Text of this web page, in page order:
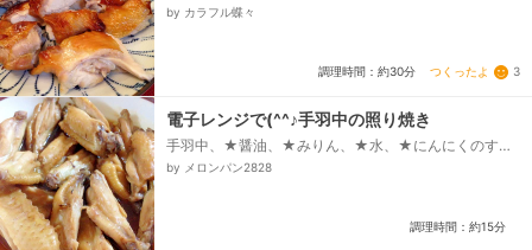
by カラフル蝶々
調理時間：約30分 つくったよ 3
電子レンジで(^^♪手羽中の照り焼き
手羽中、★醤油、★みりん、★水、★にんにくのすり
おろし（チューブでも可）
by メロンパン2828
調理時間：約15分